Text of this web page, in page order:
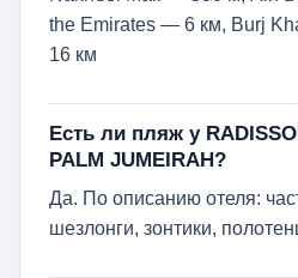
the Emirates — 6 км, Burj
16 км
Есть ли пляж у
PALM JUMEIRAH?
Да. По описанию отеля:
шезлонги, зонтики,